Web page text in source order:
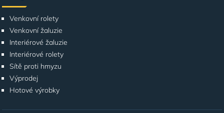
Venkovní rolety
Venkovní žaluzie
Interiérové žaluzie
Interiérové rolety
Sítě proti hmyzu
Výprodej
Hotové výrobky